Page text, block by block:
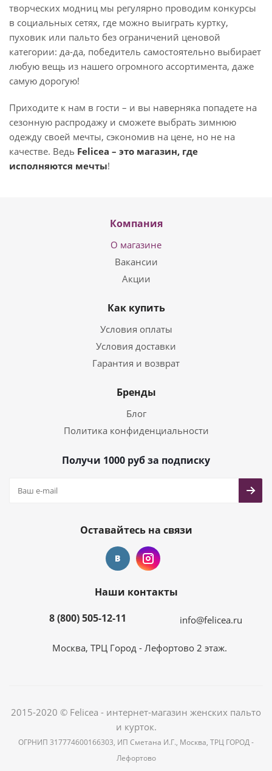
творческих модниц мы регулярно проводим конкурсы
в социальных сетях, где можно выиграть куртку,
пуховик или пальто без ограничений ценовой
категории: да-да, победитель самостоятельно выбирает
любую вещь из нашего огромного ассортимента, даже
самую дорогую!
Приходите к нам в гости – и вы наверняка попадете на
сезонную распродажу и сможете выбрать зимнюю
одежду своей мечты, сэкономив на цене, но не на
качестве. Ведь Felicea – это магазин, где
исполняются мечты!
Компания
О магазине
Вакансии
Акции
Как купить
Условия оплаты
Условия доставки
Гарантия и возврат
Бренды
Блог
Политика конфиденциальности
Получи 1000 руб за подписку
Оставайтесь на связи
Наши контакты
8 (800) 505-12-11
info@felicea.ru
Москва, ТРЦ Город - Лефортово 2 этаж.
2015-2020 © Felicea - интернет-магазин женских пальто
и курток.
ОГРНИП 317774600166303, ИП Сметана И.Г., Москва, ТРЦ ГОРОД -
Лефортово